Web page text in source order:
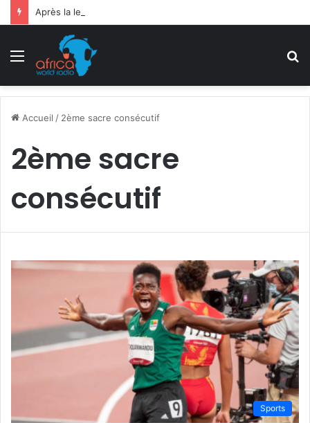
Menu
Accueil / 2ème sacre consécutif
2ème sacre
consécutif
Sports